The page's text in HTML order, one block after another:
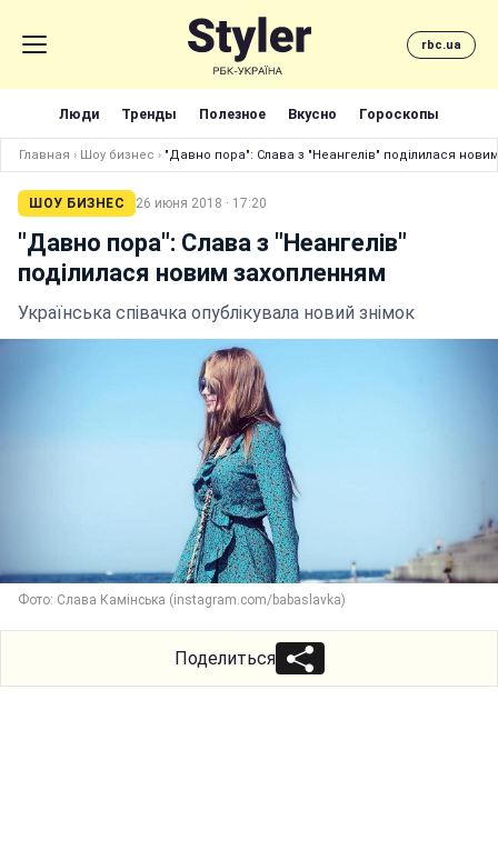
rbc.ua
Люди Тренды Полезное Вкусно Гороскопы
Главная › Шоу бизнес › "Давно пора": Слава з "Неангелів" поділилася
ШОУ БИЗНЕС 26 июня 2018 · 17:20
"Давно пора": Слава з "Неангелів"
поділилася новим захопленням
Українська співачка опублікувала новий знімок
Фото: Слава Камінська (instagram.com/babaslavka)
Поделиться